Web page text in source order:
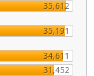
35,612
35,191
34,611
31,452